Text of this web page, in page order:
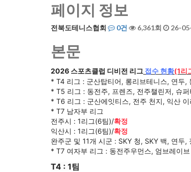
페이지 정보
전북도테니스협회 0건 6,361회 26-
본문
2026 스포츠클럽 디비전 리그 접수 현황(1리
* T4 리그 : 군산탑티어, 롱리브테니스, 연두,
* T5 리그 : 동전주, 프렌즈, 전주챌린저, 슈
* T6 리그 : 군산에잇티스, 전주 천지, 익산
* T7 남자부 리그
전주시 : 1리그(6팀)/확정
익산시 : 1리그(6팀)/확정
완주군 및 11개 시군 : SKY 청, SKY 백, 연두,
* T7 여자부 리그 : 동전주우먼스, 엄브레이
T4 : 1팀